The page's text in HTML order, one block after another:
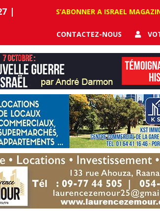
|
S’ABONNER A ISRAEL
CONTACTEZ-NOUS